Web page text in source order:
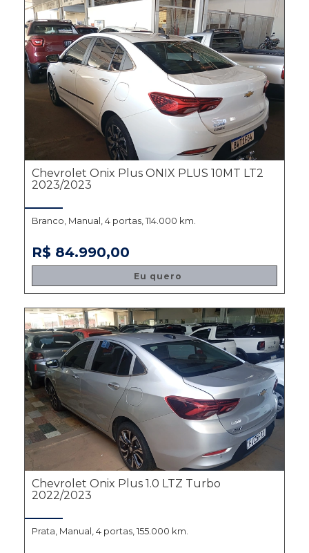
Chevrolet Onix Plus ONIX PLUS 10MT LT2
2023/2023
Branco, Manual, 4 portas, 114.000 km.
R$ 84.990,00
Eu quero
Chevrolet Onix Plus 1.0 LTZ Turbo
2022/2023
Prata, Manual, 4 portas, 155.000 km.